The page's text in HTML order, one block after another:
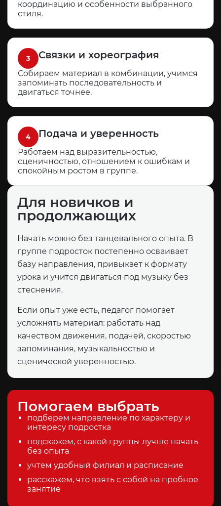
координацию и особенности выбранного
стиля.
3 Связки и хореография
Собираем материал в комбинации, учимся
запоминать последовательность и
двигаться точнее.
4 Подача и уверенность
Работаем над выразительностью,
сценичностью, отношением к ошибкам и
спокойным ростом в группе.
Для новичков и
продолжающих
Начать можно без танцевального опыта. В
группе подросток постепенно осваивает
базу направления, привыкает к формату
урока и учится двигаться под музыку без
стеснения.
Если опыт уже есть, педагог помогает
усложнять материал: работать над
качеством движения, подачей, скоростью
запоминания, музыкальностью и
сценической уверенностью.
Помогаем выбрать
подберем направление по характеру и
интересу подростка
подскажем, с какой группы лучше начать
без опыта
учтем удобный филиал и расписание
расскажем, что взять с собой на пробное
занятие